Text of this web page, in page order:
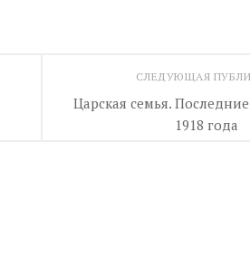
СЛЕДУЮЩАЯ
Царская семья.
1918 года